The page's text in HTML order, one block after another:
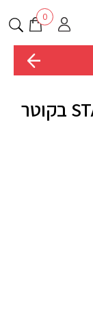
0
סיר בישול מברזל יצוק STAUB בקוטר